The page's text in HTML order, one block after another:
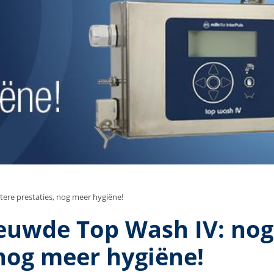
prestaties, nog meer hygiëne!
Top Wash IV: nog
meer hygiëne!